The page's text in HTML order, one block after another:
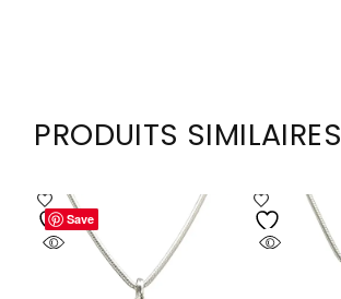
PRODUITS SIMILAIRES
Save
Save